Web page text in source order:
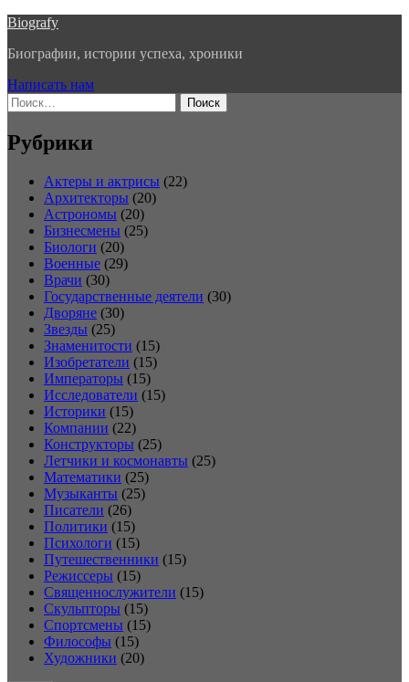
Перейти
содержимому
Biografy
Биографии, истории успеха, хроники
Написать нам
Найти:
Рубрики
Актеры и актрисы (22)
Архитекторы (20)
Астрономы (20)
Бизнесмены (25)
Биологи (20)
Военные (29)
Врачи (30)
Государственные деятели (30)
Дворяне (30)
Звезды (25)
Знаменитости (15)
Изобретатели (15)
Императоры (15)
Исследователи (15)
Историки (15)
Компании (22)
Конструкторы (25)
Летчики и космонавты (25)
Математики (25)
Музыканты (25)
Писатели (26)
Политики (15)
Психологи (15)
Путешественники (15)
Режиссеры (15)
Священнослужители (15)
Скульпторы (15)
Спортсмены (15)
Философы (15)
Художники (20)